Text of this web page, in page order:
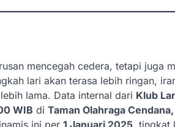
mencegah cedera, tetapi juga
lari akan terasa lebih ringan,
lama. Data internal dari Klub
WIB di Taman Olahraga